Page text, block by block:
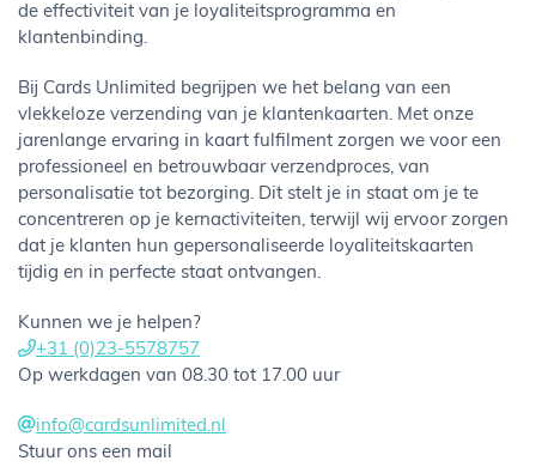
de effectiviteit van je loyaliteitsprogramma en
klantenbinding.
Bij Cards Unlimited begrijpen we het belang van een
vlekkeloze verzending van je klantenkaarten. Met onze
jarenlange ervaring in kaart fulfilment zorgen we voor een
professioneel en betrouwbaar verzendproces, van
personalisatie tot bezorging. Dit stelt je in staat om je te
concentreren op je kernactiviteiten, terwijl wij ervoor zorgen
dat je klanten hun gepersonaliseerde loyaliteitskaarten
tijdig en in perfecte staat ontvangen.
Kunnen we je helpen?
+31 (0)23-5578757
Op werkdagen van 08.30 tot 17.00 uur
info@cardsunlimited.nl
Stuur ons een mail